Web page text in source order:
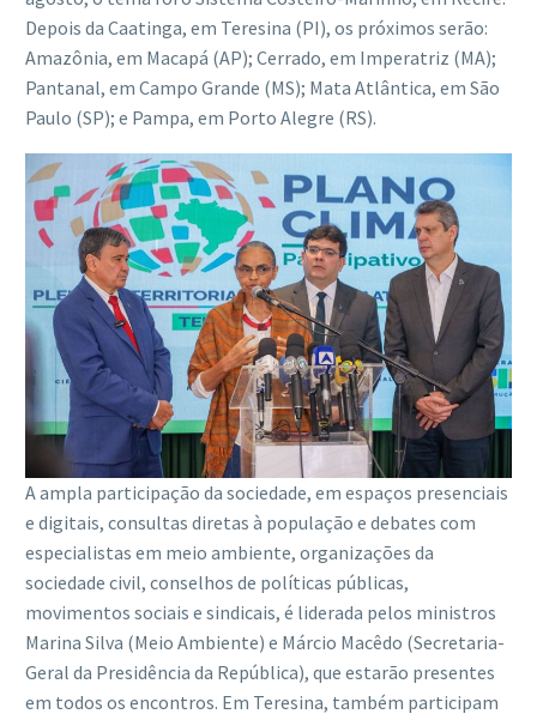
Depois da Caatinga, em Teresina (PI), os próximos serão:
Amazônia, em Macapá (AP); Cerrado, em Imperatriz (MA);
Pantanal, em Campo Grande (MS); Mata Atlântica, em São
Paulo (SP); e Pampa, em Porto Alegre (RS).
A ampla participação da sociedade, em espaços presenciais
e digitais, consultas diretas à população e debates com
especialistas em meio ambiente, organizações da
sociedade civil, conselhos de políticas públicas,
movimentos sociais e sindicais, é liderada pelos ministros
Marina Silva (Meio Ambiente) e Márcio Macêdo (Secretaria-
Geral da Presidência da República), que estarão presentes
em todos os encontros. Em Teresina, também participam